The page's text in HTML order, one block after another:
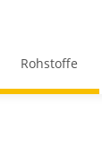
Rohstoffe